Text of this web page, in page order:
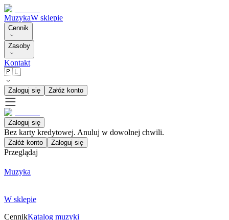
MuzykaW sklepie
Cennik
Zasoby
Kontakt
🇵🇱
Zaloguj się Załóż konto
Zaloguj się
Bez karty kredytowej. Anuluj w dowolnej chwili.
Załóż konto Zaloguj się
Przeglądaj
Muzyka
W sklepie
CennikKatalog muzyki